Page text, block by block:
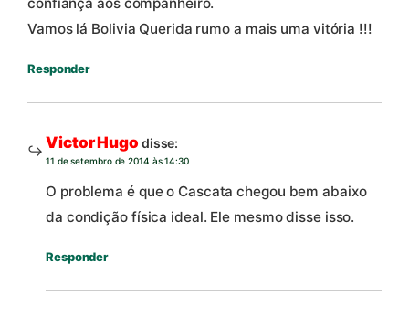
Vamos lá Bolivia Querida rumo a mais uma vitória !!!
Responder
Victor Hugo disse:
11 de setembro de 2014 às 14:30
O problema é que o Cascata chegou bem abaixo
da condição física ideal. Ele mesmo disse isso.
Responder